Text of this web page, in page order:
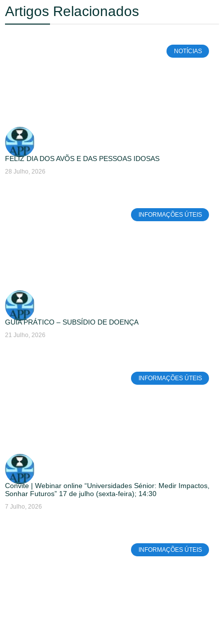
Artigos Relacionados
NOTÍCIAS
FELIZ DIA DOS AVÕS E DAS PESSOAS IDOSAS
28 Julho, 2026
INFORMAÇÕES ÚTEIS
GUIA PRÁTICO – SUBSÍDIO DE DOENÇA
21 Julho, 2026
INFORMAÇÕES ÚTEIS
Convite | Webinar online “Universidades Sénior: Medir Impactos,
Sonhar Futuros” 17 de julho (sexta-feira); 14:30
7 Julho, 2026
INFORMAÇÕES ÚTEIS